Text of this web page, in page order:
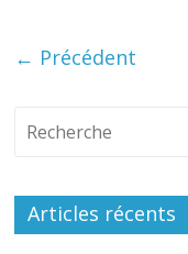
← Précédent
Articles récents